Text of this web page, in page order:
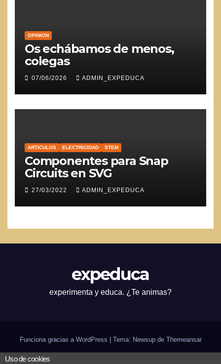
OPINION
Os echábamos de menos,
colegas
07/06/2026 ADMIN_EXPEDUCA
ARTICULOS ELECTRICIDAD STEM
Componentes para Snap
Circuits en SVG
27/03/2022 ADMIN_EXPEDUCA
expeduca
experimenta y educa. ¿Te animas?
Funciona gracias a WordPress Tema: Newsup de Themeansar
Uso de cookies